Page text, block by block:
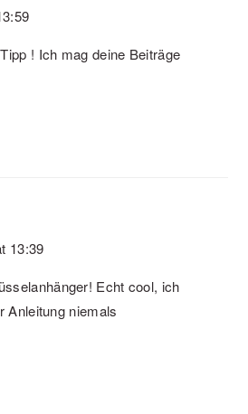
! Ich mag deine Beiträge
13:39
Echt cool, ich
Anleitung niemals